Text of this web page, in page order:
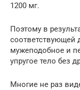
1200 мг.
Поэтому в
соответствующей
мужеподобное и
упругое тело без
Многие не раз